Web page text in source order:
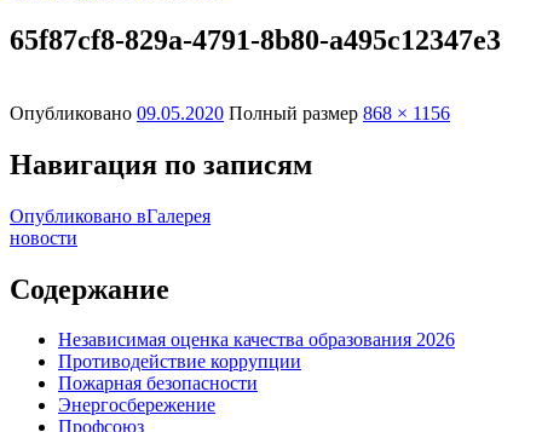
65f87cf8-829a-4791-8b80-a495c12347e3
Опубликовано 09.05.2020 Полный размер 868 × 1156
Навигация по записям
Опубликовано вГалерея
новости
Содержание
Независимая оценка качества образования 2026
Противодействие коррупции
Пожарная безопасности
Энергосбережение
Профсоюз